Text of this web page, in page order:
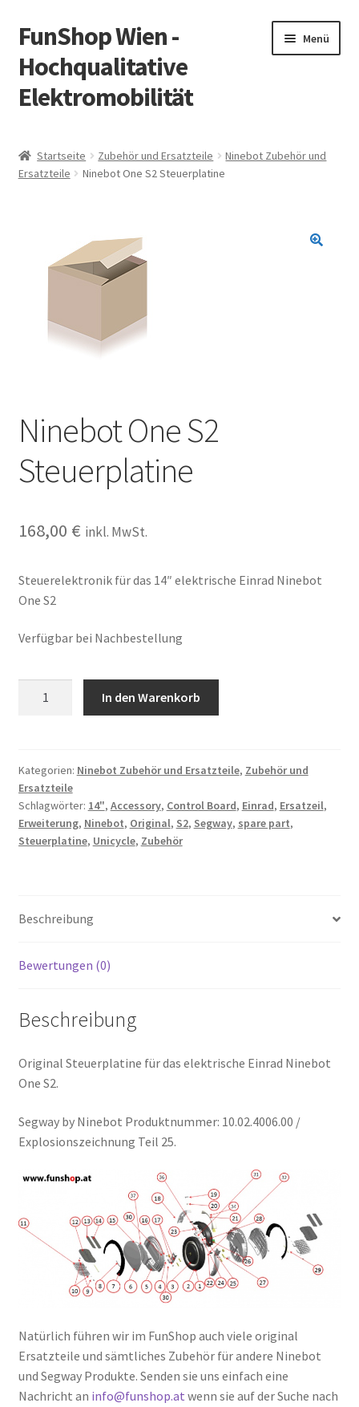
Zur
Navigation
springen
Zum
Inhalt
springen
FunShop Wien -
Hochqualitative
Elektromobilität
Menü
öffnen
Informationen zur Rechtslage in Österreich
öffnen
Über FunShop
Zum Onlineshop in der Web Version
Startseite Zubehör und Ersatzteile
Ninebot Zubehör und
Ersatzteile
Ninebot One S2 Steuerplatine
Ninebot One S2
Steuerplatine
168,00 € inkl. MwSt.
Steuerelektronik für das 14″ elektrische Einrad Ninebot
One S2
Verfügbar bei Nachbestellung
Menge
In den Warenkorb
Kategorien: Ninebot Zubehör und Ersatzteile, Zubehör und
Ersatzteile
Schlagwörter: 14", Accessory, Control Board, Einrad, Ersatzeil,
Erweiterung, Ninebot, Original, S2, Segway, spare part,
Steuerplatine, Unicycle, Zubehör
Beschreibung
Bewertungen (0)
Beschreibung
Original Steuerplatine für das elektrische Einrad Ninebot
One S2.
Segway by Ninebot Produktnummer: 10.02.4006.00 /
Explosionszeichnung Teil 25.
Natürlich führen wir im FunShop auch viele original
Ersatzteile und sämtliches Zubehör für andere Ninebot
und Segway Produkte. Senden sie uns einfach eine
Nachricht an info@funshop.at wenn sie auf der Suche nach